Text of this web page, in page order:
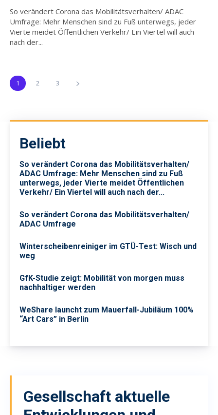
So verändert Corona das Mobilitätsverhalten/ ADAC
Umfrage: Mehr Menschen sind zu Fuß unterwegs, jeder
Vierte meidet Öffentlichen Verkehr/ Ein Viertel will auch
nach der...
1 2 3
Beliebt
So verändert Corona das Mobilitätsverhalten/
ADAC Umfrage: Mehr Menschen sind zu Fuß
unterwegs, jeder Vierte meidet Öffentlichen
Verkehr/ Ein Viertel will auch nach der...
So verändert Corona das Mobilitätsverhalten/
ADAC Umfrage
Winterscheibenreiniger im GTÜ-Test: Wisch und
weg
GfK-Studie zeigt: Mobilität von morgen muss
nachhaltiger werden
WeShare launcht zum Mauerfall-Jubiläum 100%
“Art Cars” in Berlin
Gesellschaft aktuelle